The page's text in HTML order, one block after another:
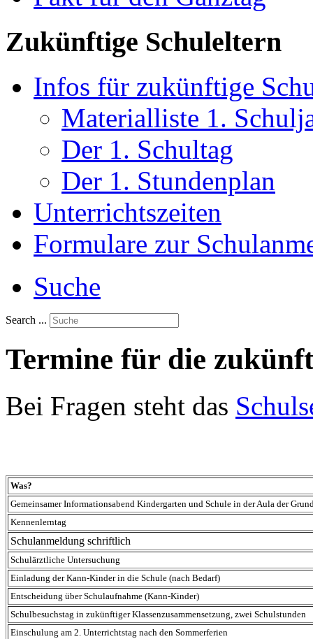
Zukünftige Schuleltern
Infos für zukünftige
Materialliste 1.
Der 1. Schultag
Der 1. Stundenplan
Unterrichtszeiten
Formulare zur
Suche
Search ...
Termine für die
Bei Fragen steht das
Was?
Gemeinsamer Informationsabend Kindergarten und Schule in der Aula der
Kennenlerntag
Schulanmeldung schriftlich
Schulärztliche Untersuchung
Einladung der Kann-Kinder in die Schule (nach Bedarf)
Entscheidung über Schulaufnahme (Kann-Kinder)
Schulbesuchstag in zukünftiger Klassenzusammensetzung, zwei Schulstunden
Einschulung am 2. Unterrichtstag nach den Sommerferien